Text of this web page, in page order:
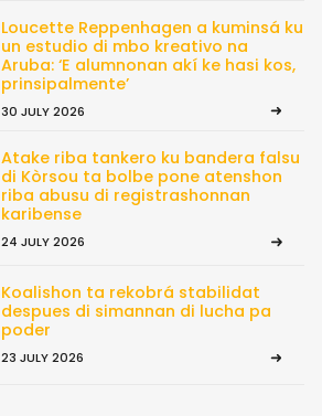
Loucette Reppenhagen a kuminsá ku
un estudio di mbo kreativo na
Aruba: ‘E alumnonan akí ke hasi kos,
prinsipalmente’
30 JULY 2026
Atake riba tankero ku bandera falsu
di Kòrsou ta bolbe pone atenshon
riba abusu di registrashonnan
karibense
24 JULY 2026
Koalishon ta rekobrá stabilidat
despues di simannan di lucha pa
poder
23 JULY 2026